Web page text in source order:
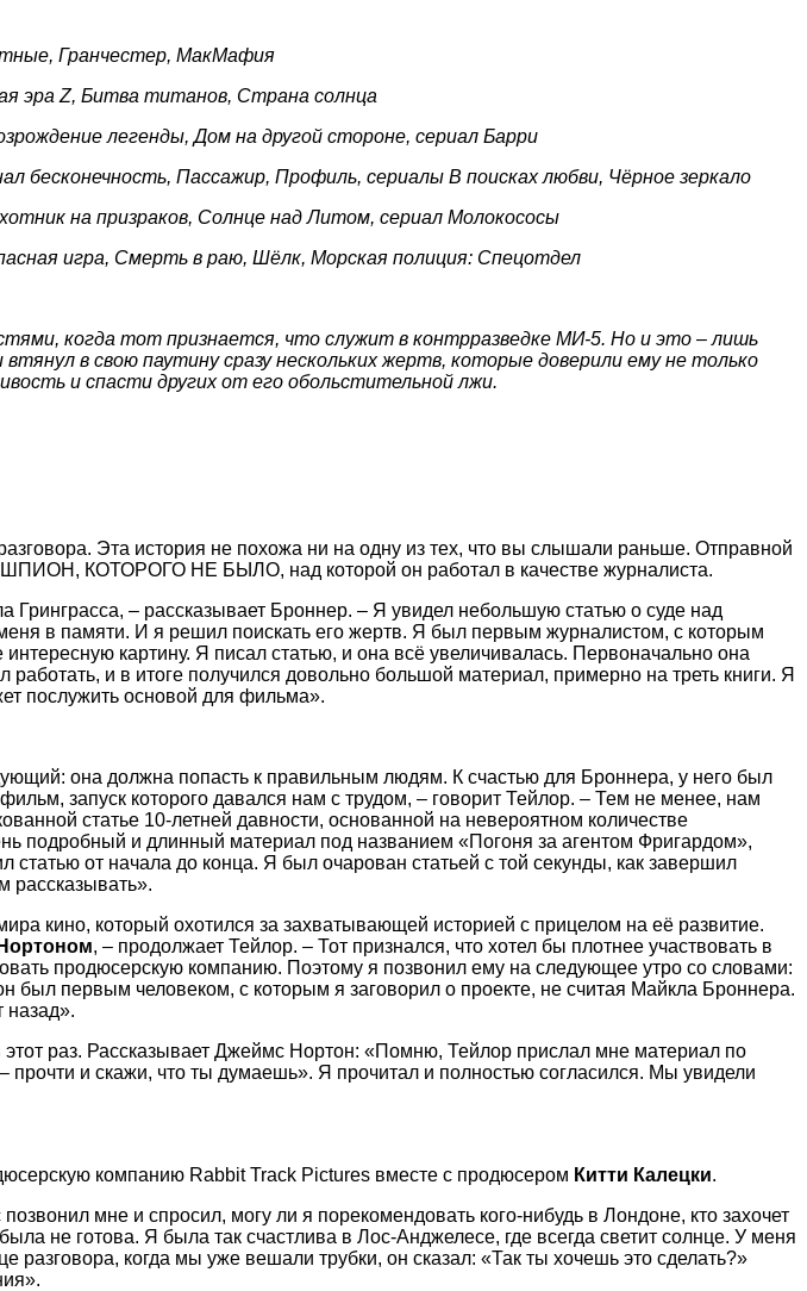
Гранчестер, МакМафия
эра Z, Битва титанов, Страна солнца
легенды, Дом на другой стороне, сериал Барри
бесконечность, Пассажир, Профиль, сериалы В поисках любви, Чёрное зеркало
на призраков, Солнце над Литом, сериал Молокососы
игра, Смерть в раю, Шёлк, Морская полиция: Спецотдел
когда тот признается, что служит в контрразведке МИ-5. Но и это – лишь
в свою паутину сразу нескольких жертв, которые доверили ему не только
и спасти других от его обольстительной лжи.
Эта история не похожа ни на одну из тех, что вы слышали раньше. Отправной
КОТОРОГО НЕ БЫЛО, над которой он работал в качестве журналиста.
– рассказывает Броннер. – Я увидел небольшую статью о суде над
в памяти. И я решил поискать его жертв. Я был первым журналистом, с которым
картину. Я писал статью, и она всё увеличивалась. Первоначально она
и в итоге получился довольно большой материал, примерно на треть книги. Я
послужить основой для фильма».
она должна попасть к правильным людям. К счастью для Броннера, у него был
запуск которого давался нам с трудом, – говорит Тейлор. – Тем не менее, нам
статье 10-летней давности, основанной на невероятном количестве
подробный и длинный материал под названием «Погоня за агентом Фригардом»,
от начала до конца. Я был очарован статьей с той секунды, как завершил
рассказывать».
кино, который охотился за захватывающей историей с прицелом на её развитие.
Нортоном, – продолжает Тейлор. – Тот признался, что хотел бы плотнее участвовать в
продюсерскую компанию. Поэтому я позвонил ему на следующее утро со словами:
был первым человеком, с которым я заговорил о проекте, не считая Майкла Броннера.
назад».
раз. Рассказывает Джеймс Нортон: «Помню, Тейлор прислал мне материал по
и скажи, что ты думаешь». Я прочитал и полностью согласился. Мы увидели
компанию Rabbit Track Pictures вместе с продюсером Китти Калецки.
мне и спросил, могу ли я порекомендовать кого-нибудь в Лондоне, кто захочет
не готова. Я была так счастлива в Лос-Анджелесе, где всегда светит солнце. У меня
когда мы уже вешали трубки, он сказал: «Так ты хочешь это сделать?»